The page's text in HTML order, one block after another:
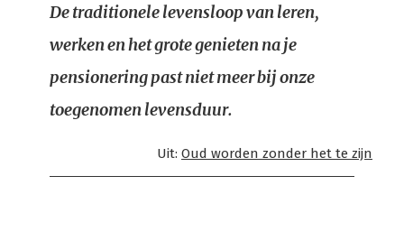
De traditionele levensloop van leren,
werken en het grote genieten na je
pensionering past niet meer bij onze
toegenomen levensduur.
Uit: Oud worden zonder het te zijn